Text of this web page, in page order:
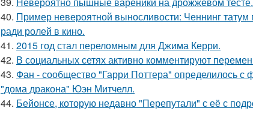
40. Пример невероятной выносливости: Ченнинг
ради ролей в кино.
41. 2015 год стал переломным для Джима Керри.
42. В социальных сетях активно комментируют
43. Фан - сообщество "Гарри Поттера" определилось с
"дома дракона" Юэн Митчелл.
44. Бейонсе, которую недавно "Перепутали" с её с